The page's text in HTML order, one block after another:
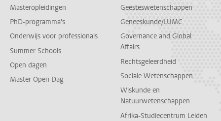
Masteropleidingen
PhD-programma's
Onderwijs voor professionals
Summer Schools
Open dagen
Master Open Dag
Geesteswetenschappen
Geneeskunde/LUMC
Governance and Global
Affairs
Rechtsgeleerdheid
Sociale Wetenschappen
Wiskunde en
Natuurwetenschappen
Afrika-Studiecentrum Leiden